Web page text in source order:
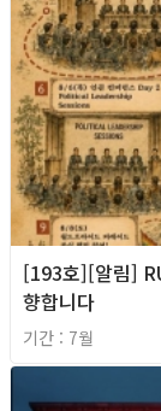
[193호][알림]
향합니다
기간 : 7월